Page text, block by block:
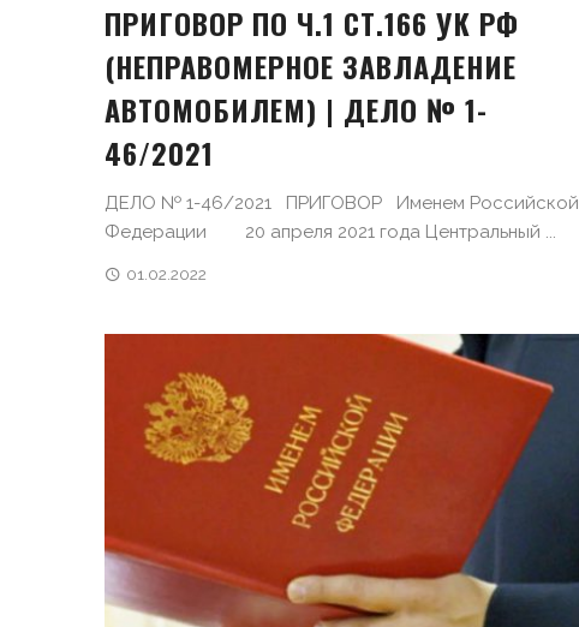
ПРИГОВОР ПО Ч.1 СТ.166 УК РФ
(НЕПРАВОМЕРНОЕ ЗАВЛАДЕНИЕ
АВТОМОБИЛЕМ) | ДЕЛО № 1-
46/2021
ДЕЛО № 1-46/2021 ПРИГОВОР Именем Российской
Федерации 20 апреля 2021 года Центральный ...
01.02.2022